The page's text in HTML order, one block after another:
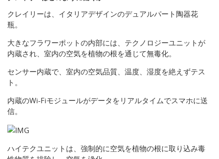
クレイリーは、イタリアデザインのデュアルパート陶器花
瓶。
大きなフラワーポットの内部には、テクノロジーユニットが
内蔵され、室内の空気を植物の根を通じて無毒化。
センサー内蔵で、室内の空気品質、温度、湿度を絶えずテス
ト。
内蔵のWi-Fiモジュールがデータをリアルタイムでスマホに送
信。
ハイテクユニットは、強制的に空気を植物の根に取り込み毒